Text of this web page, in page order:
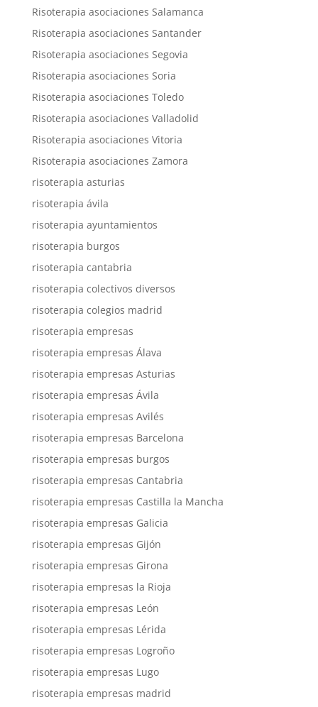
Risoterapia asociaciones Salamanca
Risoterapia asociaciones Santander
Risoterapia asociaciones Segovia
Risoterapia asociaciones Soria
Risoterapia asociaciones Toledo
Risoterapia asociaciones Valladolid
Risoterapia asociaciones Vitoria
Risoterapia asociaciones Zamora
risoterapia asturias
risoterapia ávila
risoterapia ayuntamientos
risoterapia burgos
risoterapia cantabria
risoterapia colectivos diversos
risoterapia colegios madrid
risoterapia empresas
risoterapia empresas Álava
risoterapia empresas Asturias
risoterapia empresas Ávila
risoterapia empresas Avilés
risoterapia empresas Barcelona
risoterapia empresas burgos
risoterapia empresas Cantabria
risoterapia empresas Castilla la Mancha
risoterapia empresas Galicia
risoterapia empresas Gijón
risoterapia empresas Girona
risoterapia empresas la Rioja
risoterapia empresas León
risoterapia empresas Lérida
risoterapia empresas Logroño
risoterapia empresas Lugo
risoterapia empresas madrid